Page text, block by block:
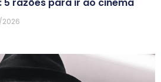
5 razões para ir ao cinema